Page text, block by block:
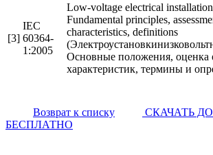
[3]
IEC
60364-
1:2005
Low-voltage electrical
Fundamental principles,
characteristics, definitions
Основные положения, оценка
характеристик, термины и
Возврат к списку
СКАЧАТЬ
БЕСПЛАТНО